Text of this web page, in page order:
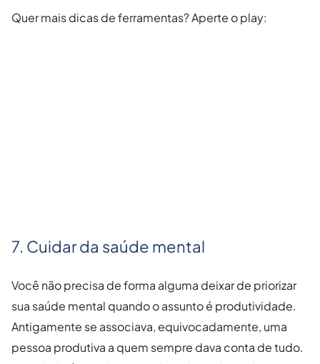
Quer mais dicas de ferramentas? Aperte o play:
7. Cuidar da saúde mental
Você não precisa de forma alguma deixar de priorizar
sua saúde mental quando o assunto é produtividade.
Antigamente se associava, equivocadamente, uma
pessoa produtiva a quem sempre dava conta de tudo.